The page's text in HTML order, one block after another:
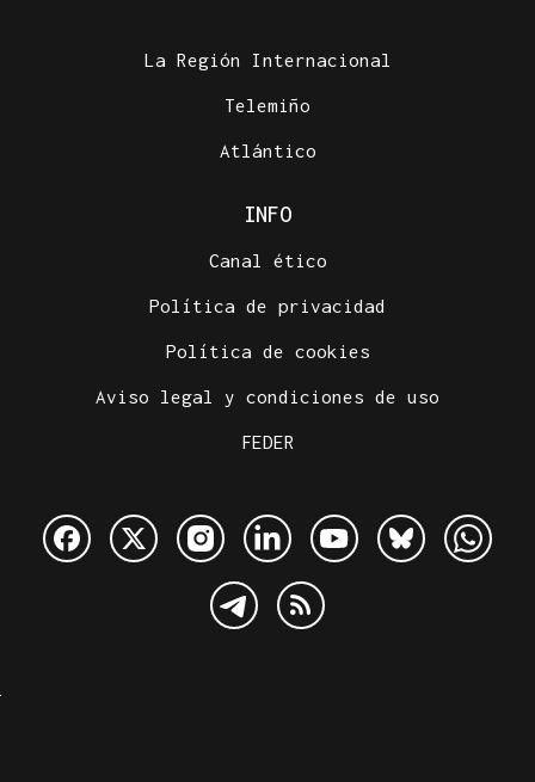
La Región Internacional
Telemiño
Atlántico
INFO
Canal ético
Política de privacidad
Política de cookies
Aviso legal y condiciones de uso
FEDER